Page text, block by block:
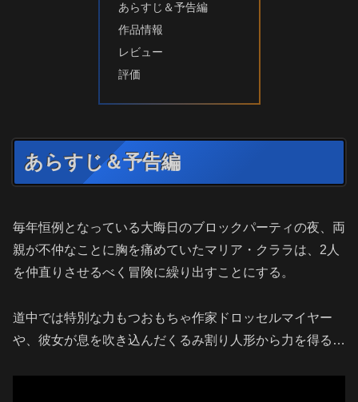
あらすじ＆予告編
作品情報
レビュー
評価
あらすじ＆予告編
毎年恒例となっている大晦日のブロックパーティの夜、両
親が不仲なことに胸を痛めていたマリア・クララは、2人
を仲直りさせるべく冒険に繰り出すことにする。
道中では特別な力もつおもちゃ作家ドロッセルマイヤー
や、彼女が息を吹き込んだくるみ割り人形から力を得る…